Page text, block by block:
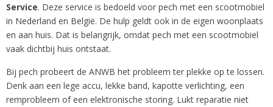
Service. Deze service is bedoeld voor pech met een scootmobiel
in Nederland en België. De hulp geldt ook in de eigen woonplaats
en aan huis. Dat is belangrijk, omdat pech met een scootmobiel
vaak dichtbij huis ontstaat.
Bij pech probeert de ANWB het probleem ter plekke op te lossen.
Denk aan een lege accu, lekke band, kapotte verlichting, een
remprobleem of een elektronische storing. Lukt reparatie niet